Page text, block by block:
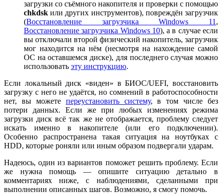
загрузки со съёмного накопителя и проверки с помощью
chkdsk или других инструментов), повреждён загрузчик
(Восстановление загрузчика Windows 11 ,
Восстановление загрузчика Windows 10), а в случае если
вы отключали второй физический накопитель, загрузчик
мог находится на нём (несмотря на нахождение самой
ОС на оставшемся диске), для последнего случая можно
использовать эту инструкцию.
Если локальный диск «виден» в БИОС/UEFI, восстановить
загрузку с него не удаётся, но сомнений в работоспособности
нет, вы можете переустановить систему, в том числе без
потери данных. Если же при любых изменениях режима
загрузки диск всё так же не отображается, проблему следует
искать именно в накопителе (или его подключении).
Особенно распространена такая ситуация на ноутбуках с
HDD, которые роняли или иным образом подвергали ударам.
Надеюсь, один из вариантов поможет решить проблему. Если
же нужна помощь — опишите ситуацию детально в
комментариях ниже, с наблюдениями, сделанными при
выполнении описанных шагов. Возможно, я смогу помочь.